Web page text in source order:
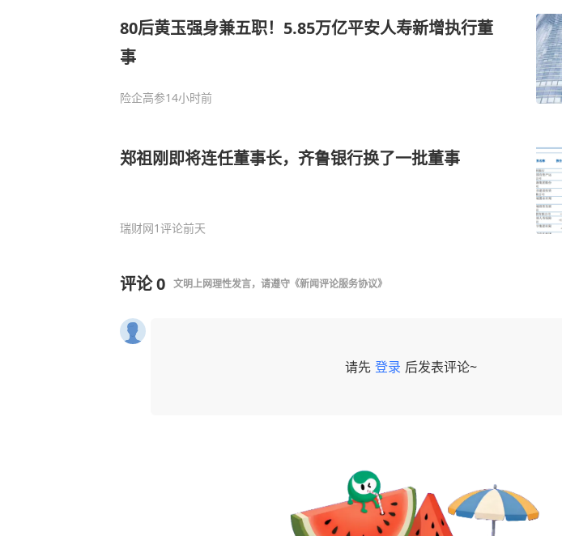
80后黄玉强身兼五职！5.85万亿平安人寿新增执行董
事
险企高参14小时前
郑祖刚即将连任董事长，齐鲁银行换了一批董事
瑞财网1评论前天
评论0 文明上网理性发言，请遵守 《新闻评论服务协议》
请先 登录 后发表评论~